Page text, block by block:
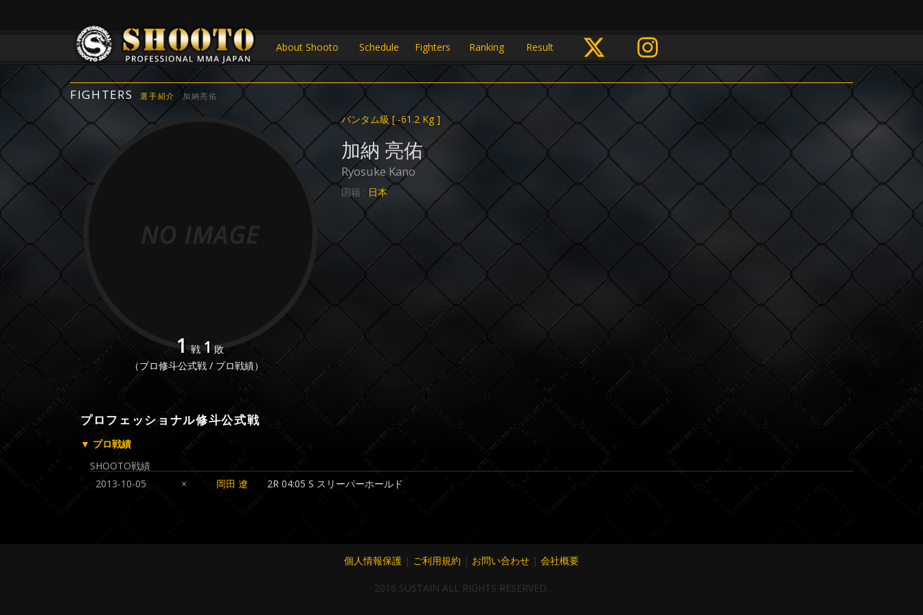
About Shooto Schedule Fighters Ranking Result
FIGHTERS 選手紹介 加納亮佑
1 戦 1 敗
（プロ修斗公式戦 / プロ戦績）
バンタム級[ -61.2 Kg ]
加納 亮佑
Ryosuke Kano
国籍 : 日本
プロフェッショナル修斗公式戦
▼ プロ戦績
SHOOTO戦績
2013-10-05
× 岡田 遼 2R 04:05 S スリーパーホールド
個人情報保護 | ご利用規約 | お問い合わせ | 会社概要
2016 SUSTAIN ALL RIGHTS RESERVED.